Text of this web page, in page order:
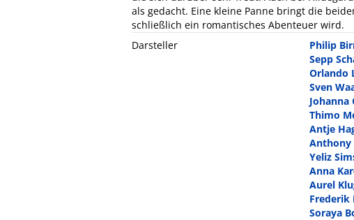
als gedacht. Eine kleine Panne bringt die
schließlich ein romantisches Abenteuer wird.
Darsteller
Philip
Sepp
Orlando
Sven
Johanna
Thimo
Antje
Anthony
Yeliz
Anna
Aurel
Frederik
Soraya